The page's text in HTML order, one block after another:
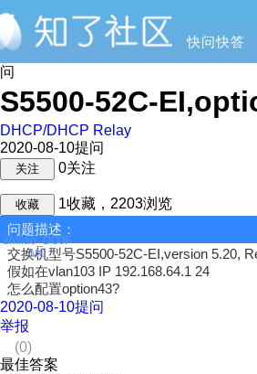
快问快答
问
S5500-52C-
DHCP/DHCP Relay
2020-08-10提问
关注 0关注
收藏 1收藏， 2203浏览
zhiliao_DOJF
M0
问题描述：
交换机型号S5500-52C-EI,version 5.20,
假如在vlan103 IP 192.168.64.1 24
怎么配置option43?
2020-08-10提问
举报
(0)
最佳答案